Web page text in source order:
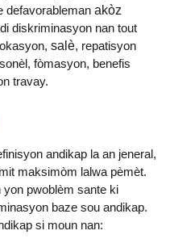
defavorableman akòz
diskriminasyon nan tout
salè, repatisyon
fòmasyon, benefis
travay.
andikap la an jeneral,
maksimòm lalwa pèmèt.
yon pwoblèm sante ki
baze sou andikap.
si moun nan: